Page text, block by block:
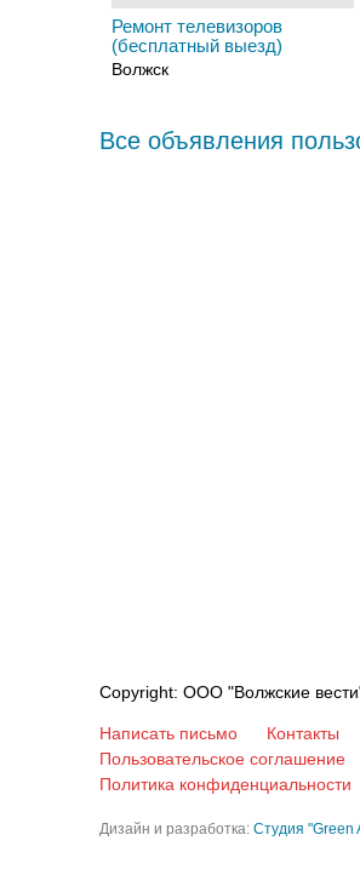
Ремонт телевизоров
(бесплатный выезд)
Волжск
Все объявления
Copyright: ООО "Волжские
Написать письмо
Контакты
Пользовательское соглашение
Политика конфиденциальности
Дизайн и разработка: Студия "Green